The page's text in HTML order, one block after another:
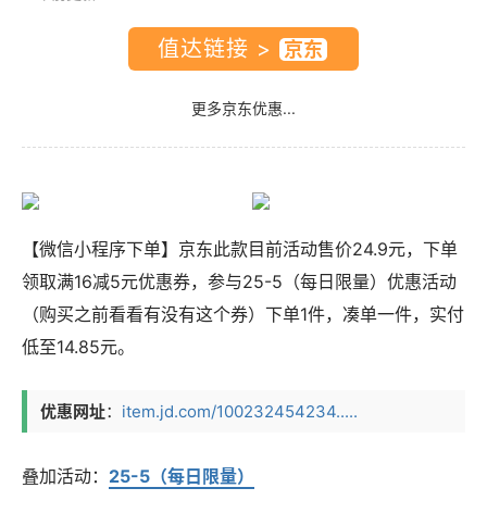
值达链接 >
更多京东优惠...
【微信小程序下单】京东此款目前活动售价24.9元，下单
领取满16减5元优惠券，参与25-5（每日限量）优惠活动
（购买之前看看有没有这个券）下单1件， 凑单一件，实付
低至14.85元。
优惠网址： item.jd.com/100232454234.....
叠加活动： 25-5（每日限量）